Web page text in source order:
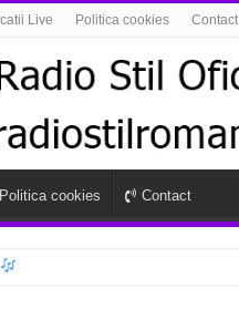
Live Politica cookies Contact
Politica cookies Contact